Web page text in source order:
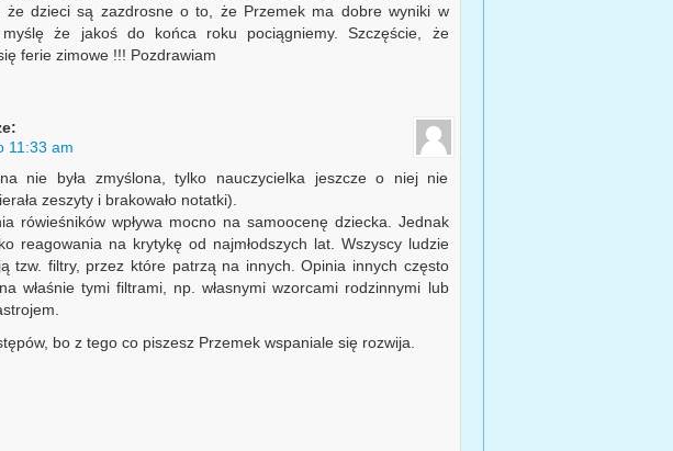
że dzieci są zazdrosne o to, że Przemek ma dobre wyniki w
że jakoś do końca roku pociągniemy. Szczęście, że
ferie zimowe !!! Pozdrawiam
11:33 am
nie była zmyślona, tylko nauczycielka jeszcze o niej nie
zeszyty i brakowało notatki).
rówieśników wpływa mocno na samoocenę dziecka. Jednak
reagowania na krytykę od najmłodszych lat. Wszyscy ludzie
tzw. filtry, przez które patrzą na innych. Opinia innych często
właśnie tymi filtrami, np. własnymi wzorcami rodzinnymi lub
bo z tego co piszesz Przemek wspaniale się rozwija.